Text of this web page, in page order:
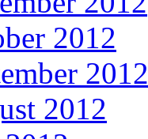
2012
2012
2012